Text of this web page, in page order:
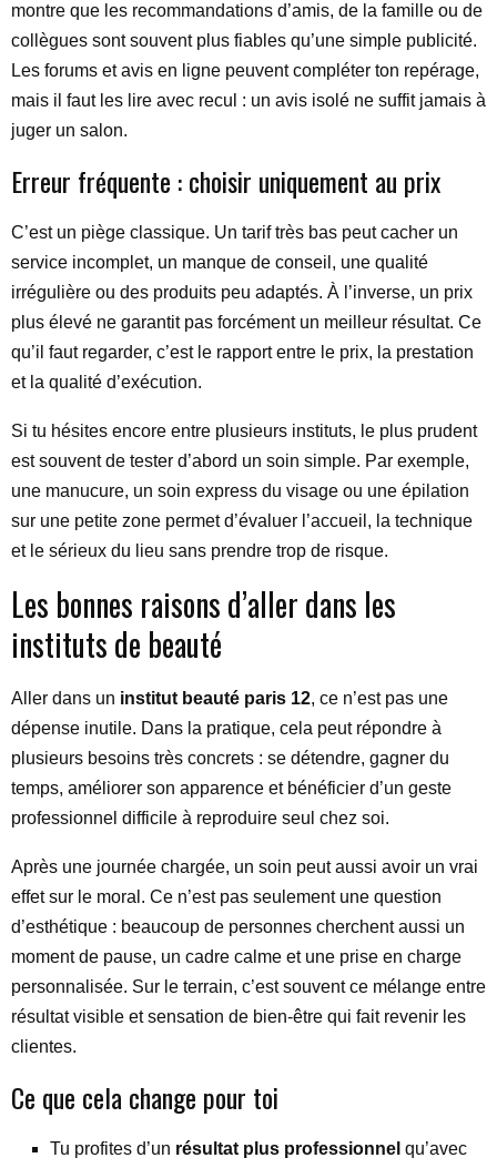
montre que les recommandations d’amis, de la famille ou de
collègues sont souvent plus fiables qu’une simple publicité.
Les forums et avis en ligne peuvent compléter ton repérage,
mais il faut les lire avec recul : un avis isolé ne suffit jamais à
juger un salon.
Erreur fréquente : choisir uniquement au prix
C’est un piège classique. Un tarif très bas peut cacher un
service incomplet, un manque de conseil, une qualité
irrégulière ou des produits peu adaptés. À l’inverse, un prix
plus élevé ne garantit pas forcément un meilleur résultat. Ce
qu’il faut regarder, c’est le rapport entre le prix, la prestation
et la qualité d’exécution.
Si tu hésites encore entre plusieurs instituts, le plus prudent
est souvent de tester d’abord un soin simple. Par exemple,
une manucure, un soin express du visage ou une épilation
sur une petite zone permet d’évaluer l’accueil, la technique
et le sérieux du lieu sans prendre trop de risque.
Les bonnes raisons d’aller dans les
instituts de beauté
Aller dans un institut beauté paris 12, ce n’est pas une
dépense inutile. Dans la pratique, cela peut répondre à
plusieurs besoins très concrets : se détendre, gagner du
temps, améliorer son apparence et bénéficier d’un geste
professionnel difficile à reproduire seul chez soi.
Après une journée chargée, un soin peut aussi avoir un vrai
effet sur le moral. Ce n’est pas seulement une question
d’esthétique : beaucoup de personnes cherchent aussi un
moment de pause, un cadre calme et une prise en charge
personnalisée. Sur le terrain, c’est souvent ce mélange entre
résultat visible et sensation de bien-être qui fait revenir les
clientes.
Ce que cela change pour toi
Tu profites d’un résultat plus professionnel qu’avec